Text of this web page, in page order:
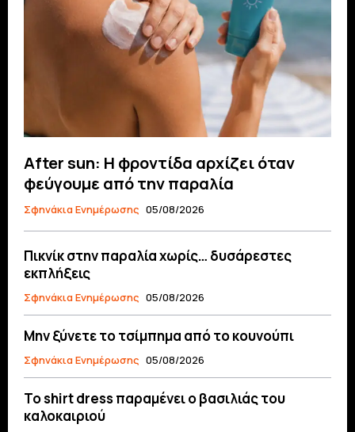
After sun: Η φροντίδα αρχίζει όταν
φεύγουμε από την παραλία
Σφηνάκια Ενημέρωσης 05/08/2026
Πικνίκ στην παραλία χωρίς… δυσάρεστες
εκπλήξεις
Σφηνάκια Ενημέρωσης 05/08/2026
Μην ξύνετε το τσίμπημα από το κουνούπι
Σφηνάκια Ενημέρωσης 05/08/2026
Το shirt dress παραμένει ο βασιλιάς του
καλοκαιριού